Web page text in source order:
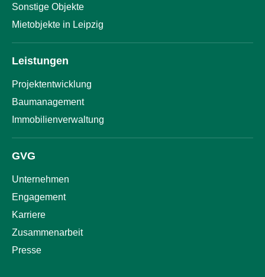
Sonstige Objekte
Mietobjekte in Leipzig
Leistungen
Projektentwicklung
Baumanagement
Immobilienverwaltung
GVG
Unternehmen
Engagement
Karriere
Zusammenarbeit
Presse